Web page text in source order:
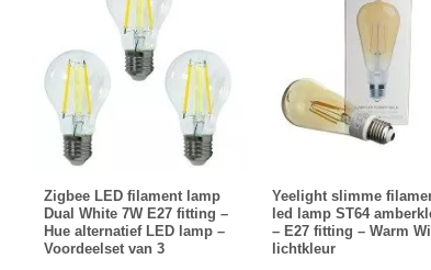
Zigbee LED filament lamp
Dual White 7W E27 fitting –
Hue alternatief LED lamp –
Voordeelset van 3
Yeelight slimme
led lamp ST64
– E27 fitting – Warm
lichtkleur